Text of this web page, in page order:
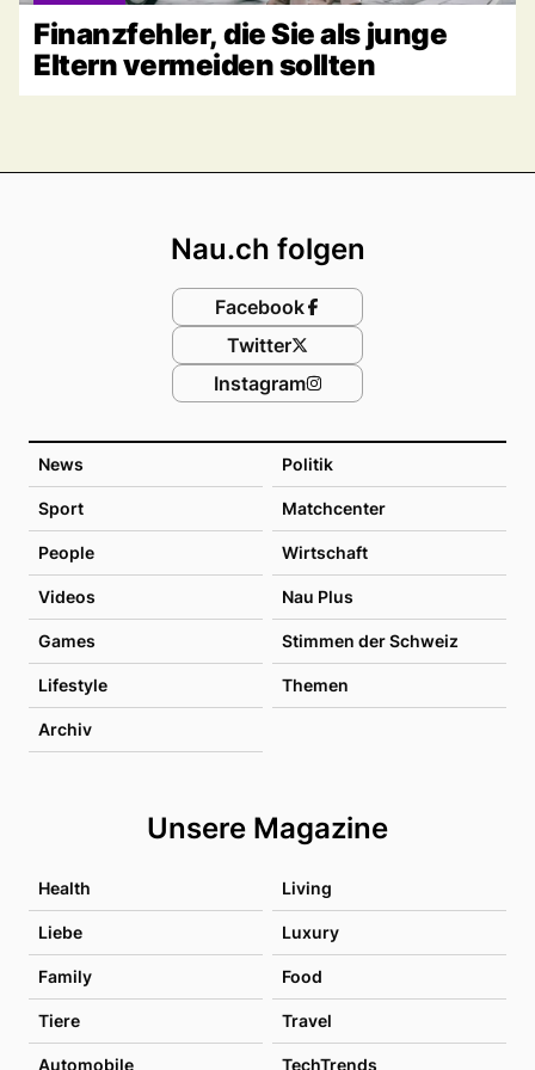
Finanzfehler, die Sie als junge
Eltern vermeiden sollten
News Politik
Sport Matchcenter
People Wirtschaft
Videos Nau Plus
Games Stimmen der Schweiz
Lifestyle Themen
Archiv
Unsere Magazine
Health Living
Liebe Luxury
Family Food
Tiere Travel
Automobile TechTrends
Nau.ch folgen
Facebook
Twitter
Instagram